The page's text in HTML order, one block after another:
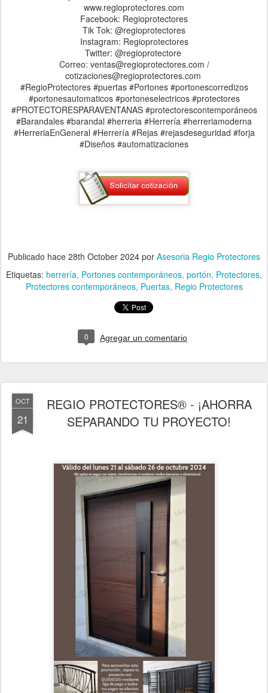
www.regioprotectores.com
Facebook: Regioprotectores
Tik Tok: @regioprotectores
Instagram: Regioprotectores
Twitter: @regioprotectore
Correo: ventas@regioprotectores.com /
cotizaciones@regioprotectores.com
#RegioProtectores #puertas #Portones #portonescorredizos
#portonesautomaticos #portoneselectricos #protectores
#PROTECTORESPARAVENTANAS #protectorescontemporáneos
#Barandales #barandal #herreria #Herrería #herreriamoderna
#HerreriaEnGeneral #Herrería #Rejas #rejasdeseguridad #forja
#Diseños #automatizaciones
Publicado hace 28th October 2024 por Asesoria Regio Protectores
Etiquetas: herrería Portones contemporáneos portón Protectores
Protectores contemporáneos Puertas Regio Protectores
0 Agregar un comentario
OCT
21
REGIO PROTECTORES® - ¡AHORRA
SEPARANDO TU PROYECTO!